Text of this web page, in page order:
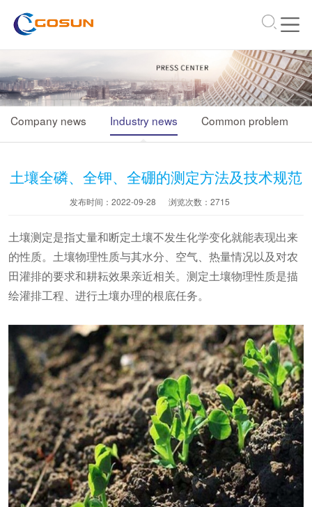
Company news Industry news Common problem
土壤全磷、全钾、全硼的测定方法及技术规范
发布时间：2022-09-28 浏览次数： 2715
土壤测定是指丈量和断定土壤不发生化学变化就能表现出来
的性质。土壤物理性质与其水分、空气、热量情况以及对农
田灌排的要求和耕耘效果亲近相关。测定土壤物理性质是描
绘灌排工程、进行土壤办理的根底任务。